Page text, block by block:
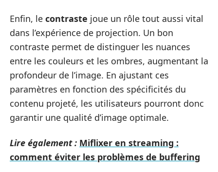
Enfin, le contraste joue un rôle tout aussi vital
dans l’expérience de projection. Un bon
contraste permet de distinguer les nuances
entre les couleurs et les ombres, augmentant la
profondeur de l’image. En ajustant ces
paramètres en fonction des spécificités du
contenu projeté, les utilisateurs pourront donc
garantir une qualité d’image optimale.
Lire également : Miflixer en streaming :
comment éviter les problèmes de buffering